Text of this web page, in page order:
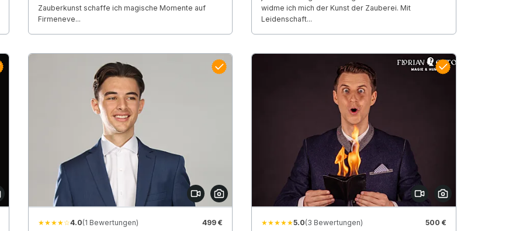
Zauberkunst schaffe ich magische Momente auf
Firmeneve...
widme ich mich der Kunst der Zauberei. Mit
Leidenschaft...
★★★★☆4.0(1 Bewertungen) 499 € ★★★★★5.0(3 Bewertungen) 500 €